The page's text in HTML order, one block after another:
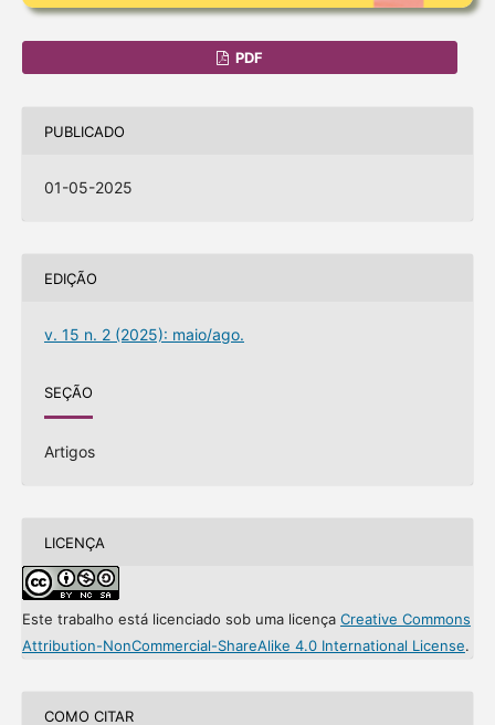
PDF
PUBLICADO
01-05-2025
EDIÇÃO
v. 15 n. 2 (2025): maio/ago.
SEÇÃO
Artigos
LICENÇA
Este trabalho está licenciado sob uma licença Creative Commons
Attribution-NonCommercial-ShareAlike 4.0 International License.
COMO CITAR